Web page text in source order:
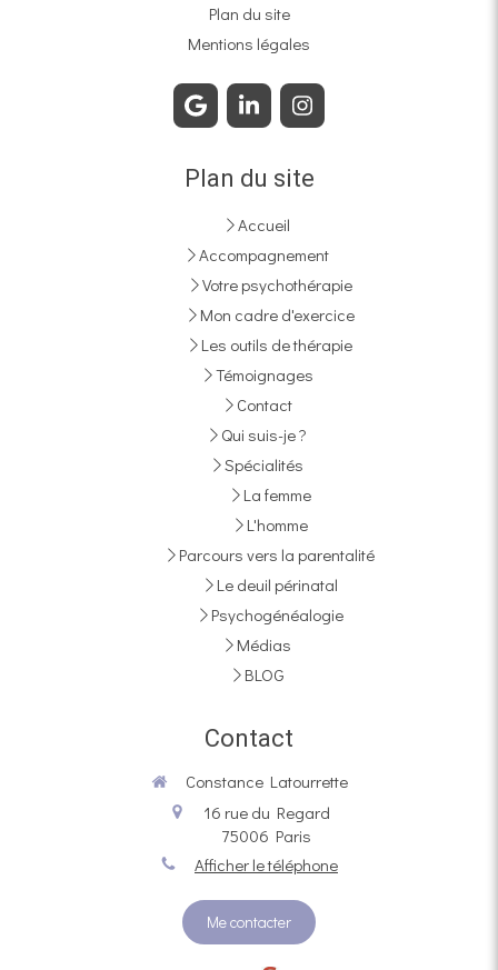
Plan du site
Mentions légales
Plan du site
Accueil
Accompagnement
Votre psychothérapie
Mon cadre d'exercice
Les outils de thérapie
Témoignages
Contact
Qui suis-je ?
Spécialités
La femme
L'homme
Parcours vers la parentalité
Le deuil périnatal
Psychogénéalogie
Médias
BLOG
Contact
Constance Latourrette
16 rue du Regard
75006 Paris
Afficher le téléphone
Me contacter